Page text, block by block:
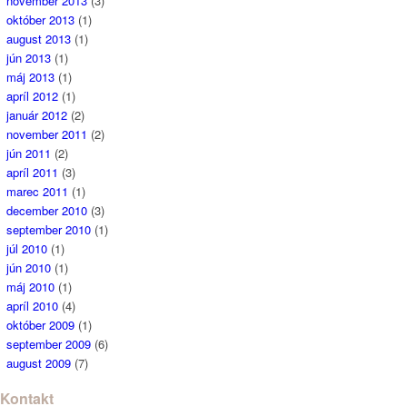
október 2013 (1)
august 2013 (1)
jún 2013 (1)
máj 2013 (1)
apríl 2012 (1)
január 2012 (2)
november 2011 (2)
jún 2011 (2)
apríl 2011 (3)
marec 2011 (1)
december 2010 (3)
september 2010 (1)
júl 2010 (1)
jún 2010 (1)
máj 2010 (1)
apríl 2010 (4)
október 2009 (1)
september 2009 (6)
august 2009 (7)
Kontakt